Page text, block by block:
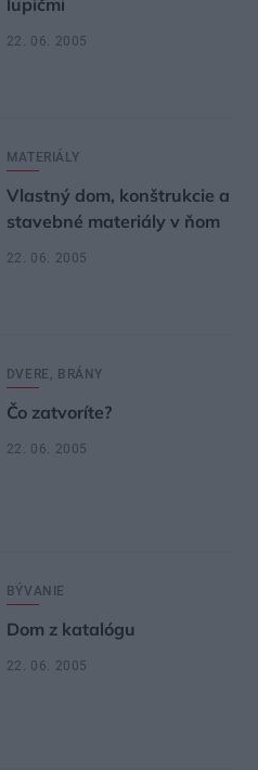
lupičmi
22. 06. 2005
MATERIÁLY
Vlastný dom, konštrukcie a
stavebné materiály v ňom
22. 06. 2005
DVERE, BRÁNY
Čo zatvoríte?
22. 06. 2005
BÝVANIE
Dom z katalógu
22. 06. 2005